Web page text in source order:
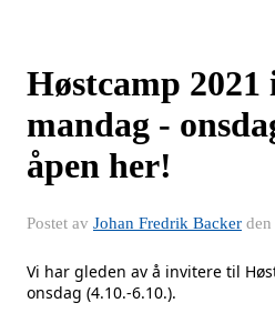
Høstcamp 2021
mandag -
åpen her!
Postet av Johan Fredrik Backer den
Vi har gleden av å invitere til
onsdag (4.10.-6.10.).